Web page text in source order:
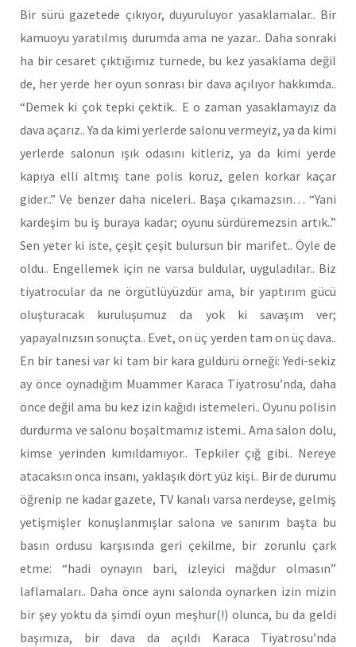
Bir sürü gazetede çıkıyor, duyuruluyor yasaklamalar.. Bir
kamuoyu yaratılmış durumda ama ne yazar.. Daha sonraki
ha bir cesaret çıktığımız turnede, bu kez yasaklama değil
de, her yerde her oyun sonrası bir dava açılıyor hakkımda..
“Demek ki çok tepki çektik.. E o zaman yasaklamayız da
dava açarız.. Ya da kimi yerlerde salonu vermeyiz, ya da kimi
yerlerde salonun ışık odasını kitleriz, ya da kimi yerde
kapıya elli altmış tane polis koruz, gelen korkar kaçar
gider..” Ve benzer daha niceleri.. Başa çıkamazsın… “Yani
kardeşim bu iş buraya kadar; oyunu sürdüremezsin artık..”
Sen yeter ki iste, çeşit çeşit bulursun bir marifet.. Öyle de
oldu.. Engellemek için ne varsa buldular, uyguladılar.. Biz
tiyatrocular da ne örgütlüyüzdür ama, bir yaptırım gücü
oluşturacak kuruluşumuz da yok ki savaşım ver;
yapayalnızsın sonuçta.. Evet, on üç yerden tam on üç dava..
En bir tanesi var ki tam bir kara güldürü örneği: Yedi-sekiz
ay önce oynadığım Muammer Karaca Tiyatrosu’nda, daha
önce değil ama bu kez izin kağıdı istemeleri.. Oyunu polisin
durdurma ve salonu boşaltmamız istemi.. Ama salon dolu,
kimse yerinden kımıldamıyor.. Tepkiler çığ gibi.. Nereye
atacaksın onca insanı, yaklaşık dört yüz kişi.. Bir de durumu
öğrenip ne kadar gazete, TV kanalı varsa nerdeyse, gelmiş
yetişmişler konuşlanmışlar salona ve sanırım başta bu
basın ordusu karşısında geri çekilme, bir zorunlu çark
etme: “hadi oynayın bari, izleyici mağdur olmasın”
laflamaları.. Daha önce aynı salonda oynarken izin mizin
bir şey yoktu da şimdi oyun meşhur(!) olunca, bu da geldi
başımıza, bir dava da açıldı Karaca Tiyatrosu’nda